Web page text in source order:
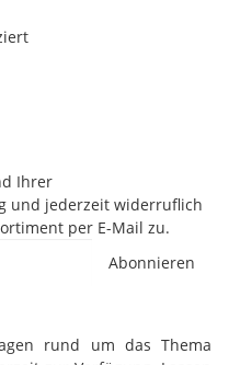
Ihrer
und jederzeit widerruflich
per E-Mail zu.
Abonnieren
rund um das Thema